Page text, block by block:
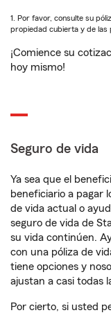
1. Por favor, consulte su
propiedad cubierta y de las
¡Comience su
hoy mismo!
Seguro de vida
Ya sea que el
beneficiario a pagar
de vida actual o
seguro de vida de
su vida continúen.
con una póliza de
tiene opciones y
ajustan a casi todas
Por cierto, si usted